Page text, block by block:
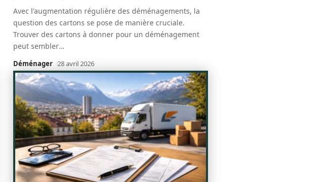
Avec l'augmentation régulière des déménagements, la
question des cartons se pose de manière cruciale.
Trouver des cartons à donner pour un déménagement
peut sembler…
Déménager 28 avril 2026